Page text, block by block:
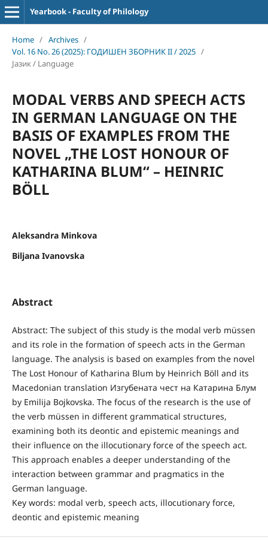
Yearbook - Faculty of Philology
Home / Archives /
Vol. 16 No. 26 (2025): ГОДИШЕН ЗБОРНИК II / 2025 /
Јазик / Language
MODAL VERBS AND SPEECH ACTS
IN GERMAN LANGUAGE ON THE
BASIS OF EXAMPLES FROM THE
NOVEL „THE LOST HONOUR OF
KATHARINA BLUM“ – HEINRIC
BÖLL
Aleksandra Minkova
Biljana Ivanovska
Abstract
Abstract: The subject of this study is the modal verb müssen
and its role in the formation of speech acts in the German
language. The analysis is based on examples from the novel
The Lost Honour of Katharina Blum by Heinrich Böll and its
Macedonian translation Изгубената чест на Катарина Блум
by Emilija Bojkovska. The focus of the research is the use of
the verb müssen in different grammatical structures,
examining both its deontic and epistemic meanings and
their influence on the illocutionary force of the speech act.
This approach enables a deeper understanding of the
interaction between grammar and pragmatics in the
German language.
Key words: modal verb, speech acts, illocutionary force,
deontic and epistemic meaning